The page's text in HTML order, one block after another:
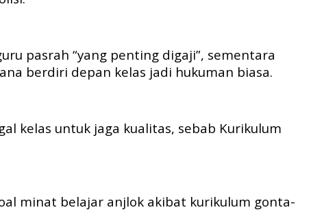
pasrah “yang penting digaji”, sementara
berdiri depan kelas jadi hukuman biasa.
kelas untuk jaga kualitas, sebab Kurikulum
minat belajar anjlok akibat kurikulum gonta-